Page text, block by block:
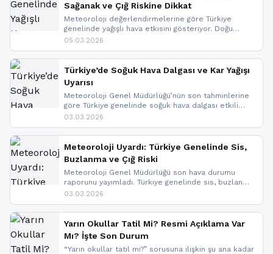
Sağanak ve Çığ Riskine Dikkat
Meteoroloji değerlendirmelerine göre Türkiye
genelinde yağışlı hava etkisini gösteriyor. Doğu
bölgelerinde kar yağışı beklenirken Marmara ve
ise çığ tehlikesi bulunuyor. İç kesimlerde sis ve pus
nedeniyle görüş mesafesinde azalma
yaşanabileceği belirtiliyor.
05.03.2026
Türkiye’de Soğuk Hava Dalgası ve Kar Yağışı
Uyarısı
Meteoroloji Genel Müdürlüğü’nün son tahminlerine
göre Türkiye genelinde soğuk hava dalgası etkili
oluyor. Birçok il için kar yağışı ve buzlanma uyarısı
03.03.2026
Meteoroloji Uyardı: Türkiye Genelinde Sis,
Buzlanma ve Çığ Riski
Meteoroloji Genel Müdürlüğü son hava durumu
raporunu yayımladı. Türkiye genelinde sis, buzlanma
ve don beklenirken Doğu Anadolu ve Doğu
yapıldı. İşte son dakika meteoroloji gelişmeleri.
03.03.2026
Yarın Okullar Tatil Mi? Resmi Açıklama Var
Mı? İşte Son Durum
“Yarın okullar tatil mi?” sorusuna ilişkin şu ana kadar